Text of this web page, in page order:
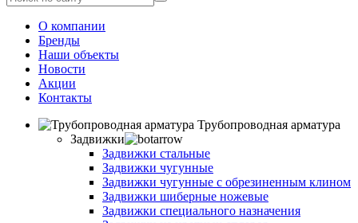
О компании
Бренды
Наши объекты
Новости
Акции
Контакты
Трубопроводная арматура
Задвижки
Задвижки стальные
Задвижки чугунные
Задвижки чугунные с обрезиненным клином
Задвижки шиберные ножевые
Задвижки специального назначения